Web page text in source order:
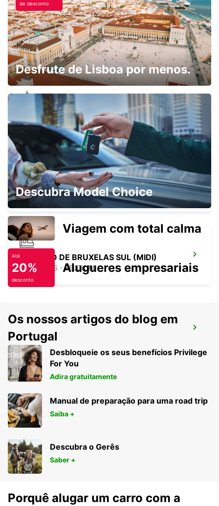
AEROPORTO DE BRUXELAS ZAVENTEM
ZAVENTEM - BELGIUM
STOLBERG
STOLBERG - GERMANY
ERKELENZ
ERKELENZ - GERMANY
ESTAÇÃO DE BRUXELAS SUL (MIDI)
BRUXELLES - BELGIUM
BRUXELAS ANDERLECHT
DROGENBOS - BELGIUM
de desconto
Desfrute de Lisboa por menos.
Descubra Model Choice
Viagem com total calma
Até
20%
desconto
Alugueres empresariais
Os nossos artigos do blog em
Portugal
Desbloqueie os seus benefícios Privilege
For You
Adira gratuitamente
Manual de preparação para uma road trip
Saiba +
Descubra o Gerês
Saber +
Porquê alugar um carro com a